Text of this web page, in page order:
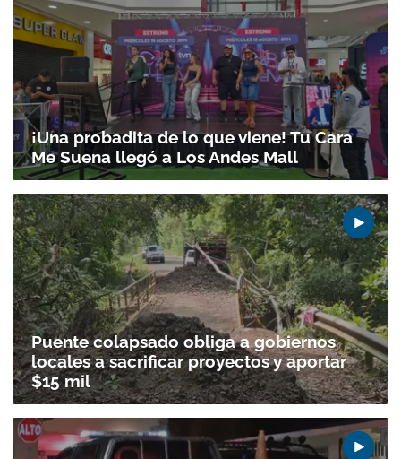
¡Una probadita de lo que viene! Tu Cara
Me Suena llegó a Los Andes Mall
Puente colapsado obliga a gobiernos
locales a sacrificar proyectos y aportar
$15 mil